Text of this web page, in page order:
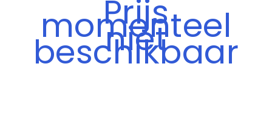
Prijs
momenteel
niet
beschikbaar